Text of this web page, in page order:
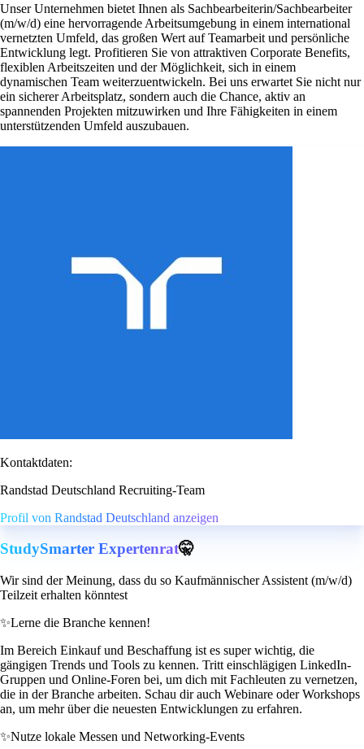
Unser Unternehmen bietet Ihnen als Sachbearbeiterin/Sachbearbeiter
(m/w/d) eine hervorragende Arbeitsumgebung in einem international
vernetzten Umfeld, das großen Wert auf Teamarbeit und persönliche
Entwicklung legt. Profitieren Sie von attraktiven Corporate Benefits,
flexiblen Arbeitszeiten und der Möglichkeit, sich in einem
dynamischen Team weiterzuentwickeln. Bei uns erwartet Sie nicht nur
ein sicherer Arbeitsplatz, sondern auch die Chance, aktiv an
spannenden Projekten mitzuwirken und Ihre Fähigkeiten in einem
unterstützenden Umfeld auszubauen.
Kontaktdaten:
Randstad Deutschland Recruiting-Team
Profil von Randstad Deutschland anzeigen
StudySmarter Expertenrat🤫
Wir sind der Meinung, dass du so Kaufmännischer Assistent (m/w/d)
Teilzeit erhalten könntest
✨Lerne die Branche kennen!
Im Bereich Einkauf und Beschaffung ist es super wichtig, die
gängigen Trends und Tools zu kennen. Tritt einschlägigen LinkedIn-
Gruppen und Online-Foren bei, um dich mit Fachleuten zu vernetzen,
die in der Branche arbeiten. Schau dir auch Webinare oder Workshops
an, um mehr über die neuesten Entwicklungen zu erfahren.
✨Nutze lokale Messen und Networking-Events